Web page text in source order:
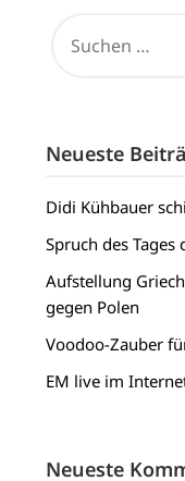
NACH:
Neueste
Didi Kühbauer
Spruch des Tages
Aufstellung
gegen Polen
Voodoo-Zauber
EM live im
Neueste